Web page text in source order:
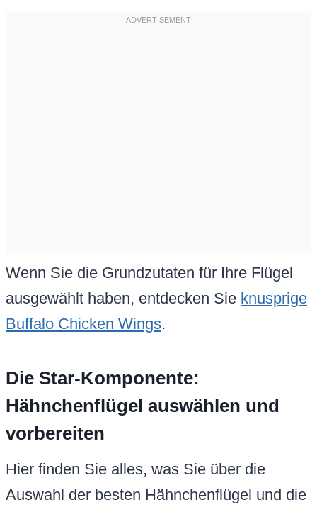
Wenn Sie die Grundzutaten für Ihre Flügel
ausgewählt haben, entdecken Sie knusprige
Buffalo Chicken Wings.
Die Star-Komponente:
Hähnchenflügel auswählen und
vorbereiten
Hier finden Sie alles, was Sie über die
Auswahl der besten Hähnchenflügel und die